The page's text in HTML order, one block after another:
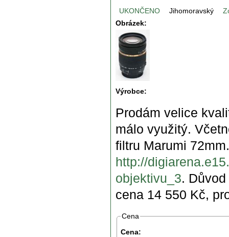
UKONČENO Jihomoravský
Obrázek:
Výrobce:
Prodám velice
málo využitý.
filtru Marumi
http://
objektivu_3.
cena 14 550 Kč,
Cena
Cena: